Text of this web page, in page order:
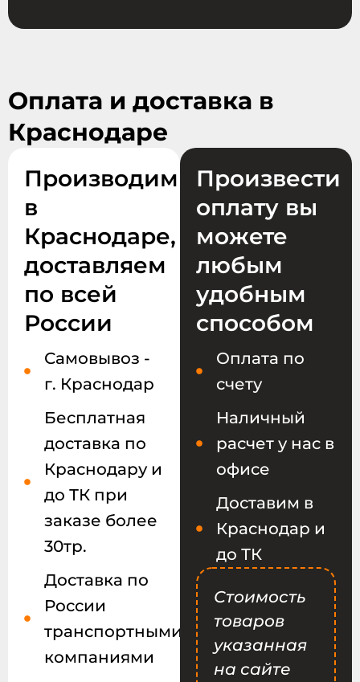
Оплата и доставка в
Краснодаре
Производим
в
Краснодаре,
доставляем
по всей
России
Самовывоз -
г. Краснодар
Бесплатная
доставка по
Краснодару и
до ТК при
заказе более
30тр.
Доставка по
России
транспортными
компаниями
Произвести
оплату вы
можете
любым
удобным
способом
Оплата по
счету
Наличный
расчет у нас в
офисе
Доставим в
Краснодар и
до ТК
Стоимость
товаров
указанная
на сайте